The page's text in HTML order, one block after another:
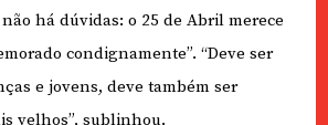
não há dúvidas: o 25 de Abril merece
condignamente”. “Deve ser
e jovens, deve também ser
velhos”, sublinhou.